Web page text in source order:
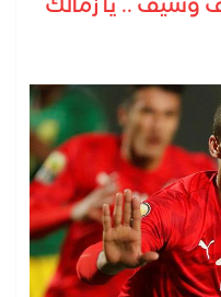
وسيف .. يا زمالك